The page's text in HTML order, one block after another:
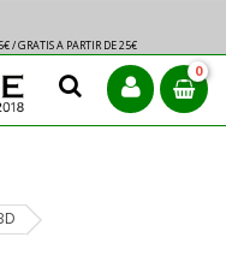
/ GRATIS A PARTIR DE 25€
0